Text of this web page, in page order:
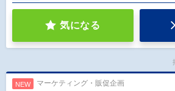
気になる
NEW マーケティング・販促企画